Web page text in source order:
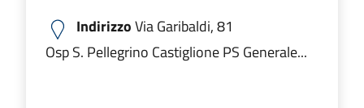
IndirizzoVia Garibaldi, 81
Osp S. Pellegrino Castiglione PS Generale...